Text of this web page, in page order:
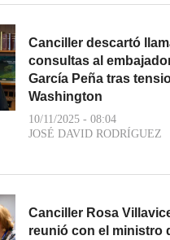
Canciller descartó
consultas al
García Peña tras
Washington
10/11/2025 - 08:04
JOSÉ DAVID RODRÍGUEZ
Canciller Rosa
reunió con el ministro